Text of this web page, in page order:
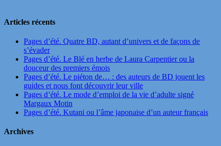
Articles récents
Pages d’été. Quatre BD, autant d’univers et de façons de
s’évader
Pages d’été. Le Blé en herbe de Laura Carpentier ou la
douceur des premiers émois
Pages d’été. Le piéton de… : des auteurs de BD jouent les
guides et nous font découvrir leur ville
Pages d’été. Le mode d’emploi de la vie d’adulte signé
Margaux Motin
Pages d’été. Kutani ou l’âme japonaise d’un auteur français
Archives